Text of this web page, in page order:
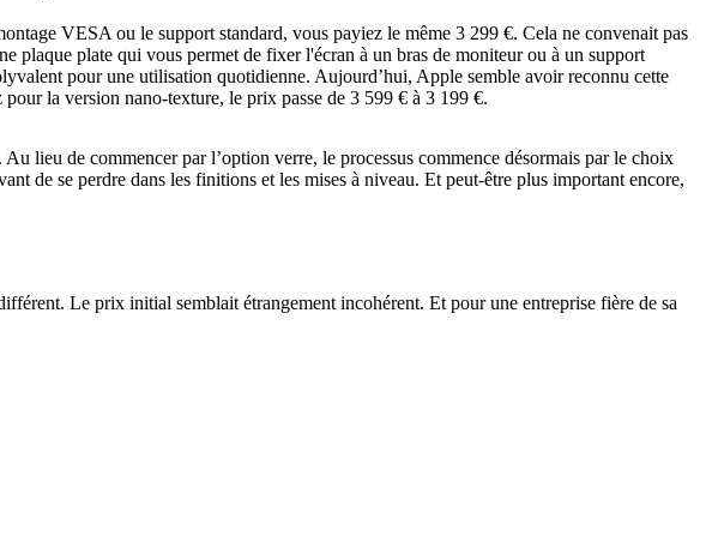
VESA ou le support standard, vous payiez le même 3 299 €. Cela ne convenait pas
plaque plate qui vous permet de fixer l'écran à un bras de moniteur ou à un support
pour une utilisation quotidienne. Aujourd’hui, Apple semble avoir reconnu cette
la version nano-texture, le prix passe de 3 599 € à 3 199 €.
lieu de commencer par l’option verre, le processus commence désormais par le choix
de se perdre dans les finitions et les mises à niveau. Et peut-être plus important encore,
Le prix initial semblait étrangement incohérent. Et pour une entreprise fière de sa